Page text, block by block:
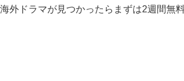
外ドラマが見つかったらまずは2週間無